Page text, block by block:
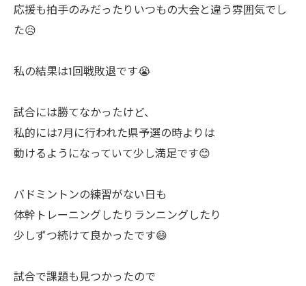
応援も拍手のみだったりいつもの大会と違う雰囲気でし
た😥
私の結果は1回戦敗退です😭
試合には勝てなかったけど、
私的には7月に行われた県予選の時よりは
動けるようになっていて少し満足です😊
バドミントンの練習がない日も
体幹トレーニングしたりランニングしたり
少しずつ続けて良かったです😄
試合で課題も見つかったので